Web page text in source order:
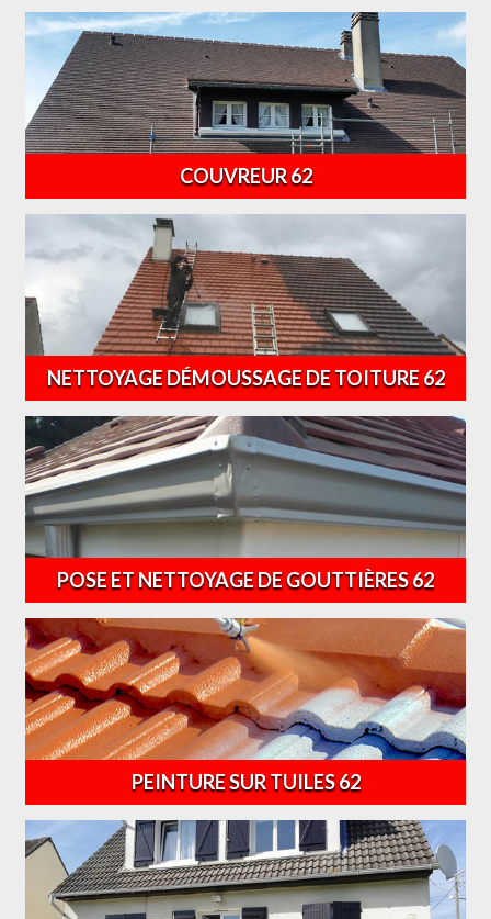
COUVREUR 62
NETTOYAGE DÉMOUSSAGE DE TOITURE 62
POSE ET NETTOYAGE DE GOUTTIÈRES 62
PEINTURE SUR TUILES 62